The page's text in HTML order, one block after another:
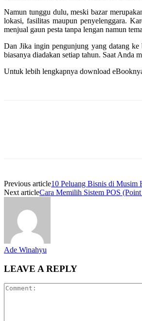
Namun tunggu dulu, meski bazar
lokasi, fasilitas maupun penyelenggara.
menjual gaun pesta tanpa lengan namun
Dan Jika ingin pengunjung yang datang
biasanya diadakan setiap tahun. Saat Anda
Untuk lebih lengkapnya download
Previous article10 Peluang Bisnis di Musim
Next articleCara Memilih Sistem POS
Ade Winahyu
LEAVE A REPLY